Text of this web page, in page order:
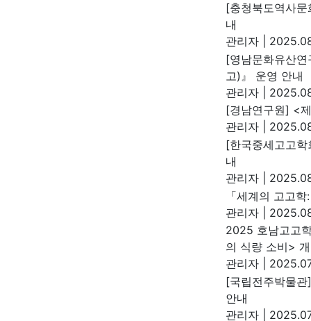
[충청북도역사
내
관리자
[영남문화유산
고)』 운영 안내
관리자
[경남연구원] <
관리자
[한국중세고고
내
관리자
「세계의 고고
관리자
2025 호남고고
의 식량 소비>
관리자
[국립전주박물
안내
관리자